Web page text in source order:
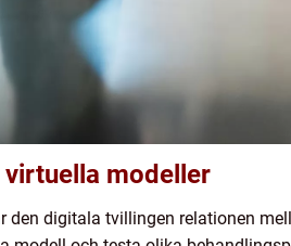
modeller
den digitala tvillingen relationen